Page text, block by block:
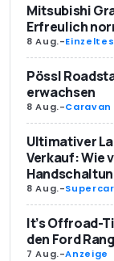
Mitsubishi
Erfreulich
8 Aug.-
Pössl
erwachsen
8 Aug.-Caravan
Ultimativer
Verkauf: Wie
8 Aug.-
It’s Offroad-
den Ford
7 Aug.-Anzeige